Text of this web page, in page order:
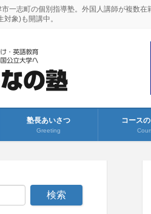
一志町の個別指導塾。外国人講師が複数在
象)も開講中。
塾長あいさつ
Greeting
コース